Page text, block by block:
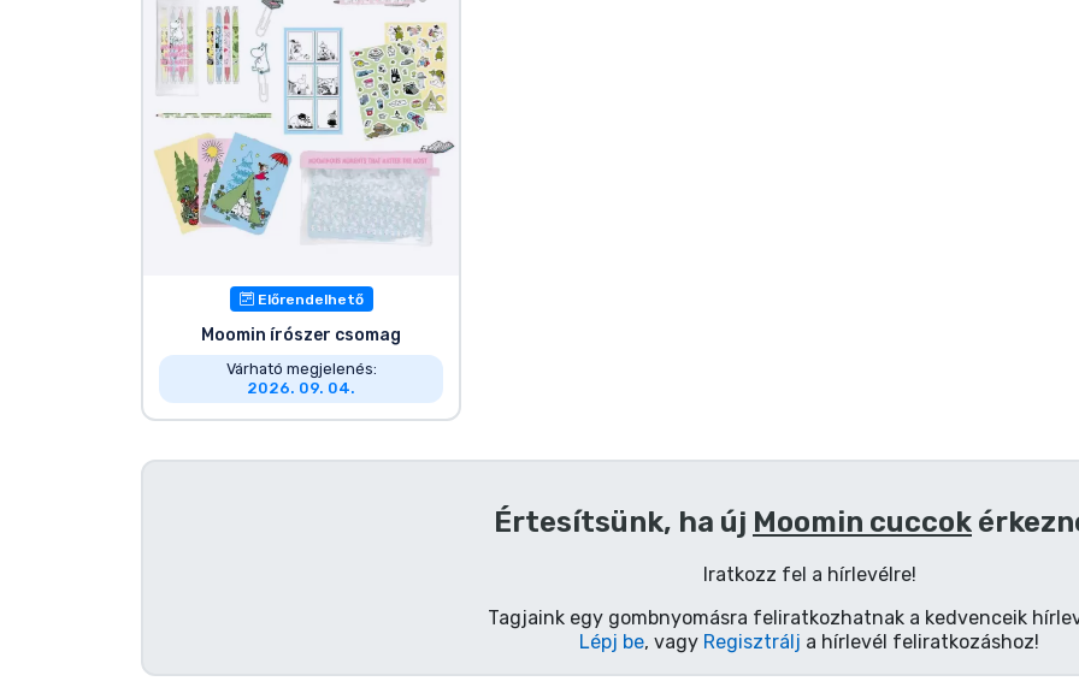
Előrendelhető
Moomin írószer csomag
Várható megjelenés:
2026. 09. 04.
Értesítsünk, ha új Moomin cuccok
Iratkozz fel a hírlevélre!
Tagjaink egy gombnyomásra feliratkozhatnak a kedvenceik
Lépj be, vagy Regisztrálj a hírlevél feliratkozáshoz!
Szállítás és fizetés
Sorozatos cuccok
Filmes cuccok
Mesés cuccok
Gamer cuccok